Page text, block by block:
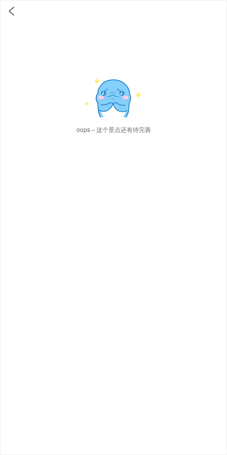

oops～这个景点还有待完善